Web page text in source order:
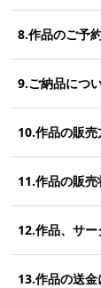
8.作品のご予
9.ご納品につ
10.作品の販
11.作品の販
12.作品、サ
13.作品の送金